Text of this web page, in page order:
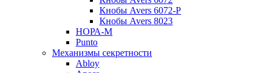
Кнобы Avers 6072-P
Кнобы Avers 8023
НОРА-М
Punto
Механизмы секретности
Abloy